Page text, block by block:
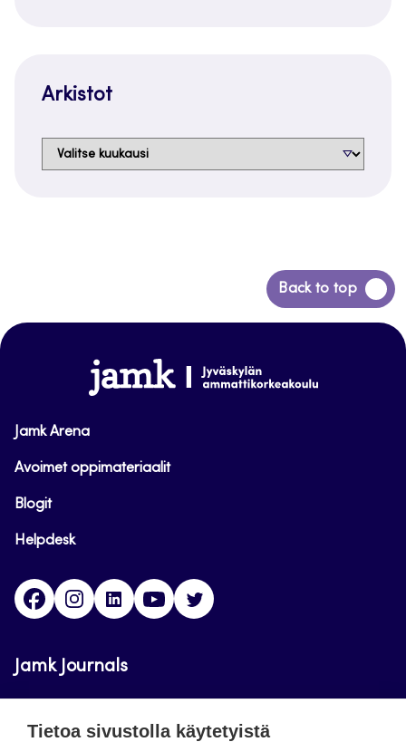
Arkistot
Arkistot
Back to top
Siirry
takaisin
www.jamk.fi
Jamk Arena
Avoimet oppimateriaalit
Blogit
Helpdesk
FacebookInstagram
LinkedInYoutube
Jamk Journals
luettavissa. Verkkolehtien tarkoituksena on tukea
Tietoa sivustolla käytetyistä